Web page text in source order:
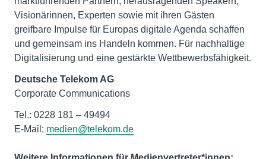
Visionärinnen, Experten sowie mit ihren Gästen
greifbare Impulse für Europas digitale Agenda schaffen
und gemeinsam ins Handeln kommen. Für nachhaltige
Digitalisierung und eine gestärkte Wettbewerbsfähigkeit.
Deutsche Telekom AG
Corporate Communications
Tel.: 0228 181 – 49494
E-Mail: medien@telekom.de